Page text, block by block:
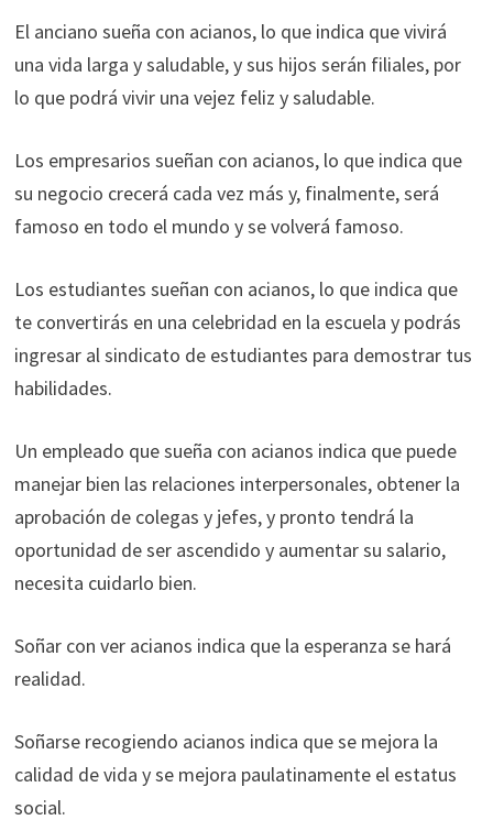
El anciano sueña con acianos, lo que indica que vivirá
una vida larga y saludable, y sus hijos serán filiales, por
lo que podrá vivir una vejez feliz y saludable.
Los empresarios sueñan con acianos, lo que indica que
su negocio crecerá cada vez más y, finalmente, será
famoso en todo el mundo y se volverá famoso.
Los estudiantes sueñan con acianos, lo que indica que
te convertirás en una celebridad en la escuela y podrás
ingresar al sindicato de estudiantes para demostrar tus
habilidades.
Un empleado que sueña con acianos indica que puede
manejar bien las relaciones interpersonales, obtener la
aprobación de colegas y jefes, y pronto tendrá la
oportunidad de ser ascendido y aumentar su salario,
necesita cuidarlo bien.
Soñar con ver acianos indica que la esperanza se hará
realidad.
Soñarse recogiendo acianos indica que se mejora la
calidad de vida y se mejora paulatinamente el estatus
social.